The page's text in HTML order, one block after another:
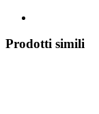
Prodotti simili